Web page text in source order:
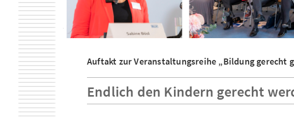
Auftakt zur Veranstaltungsreihe „Bildung gerecht
Endlich den Kindern gerecht